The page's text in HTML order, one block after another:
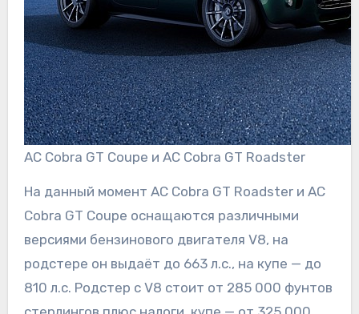
AC Cobra GT Coupe и AC Cobra GT Roadster
На данный момент AC Cobra GT Roadster и AC
Cobra GT Coupe оснащаются различными
версиями бензинового двигателя V8, на
родстере он выдаёт до 663 л.с., на купе — до
810 л.с. Родстер с V8 стоит от 285 000 фунтов